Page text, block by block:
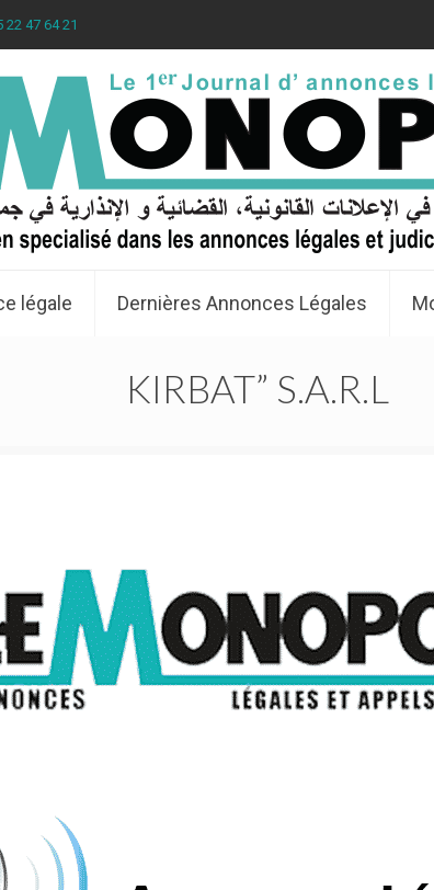
22 47 64 21
légale Dernières Annonces Légales
KIRBAT” S.A.R.L